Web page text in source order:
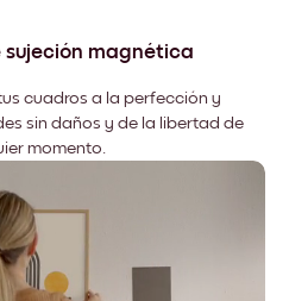
sujeción magnética
cuadros a la perfección y
sin daños y de la libertad de
momento.